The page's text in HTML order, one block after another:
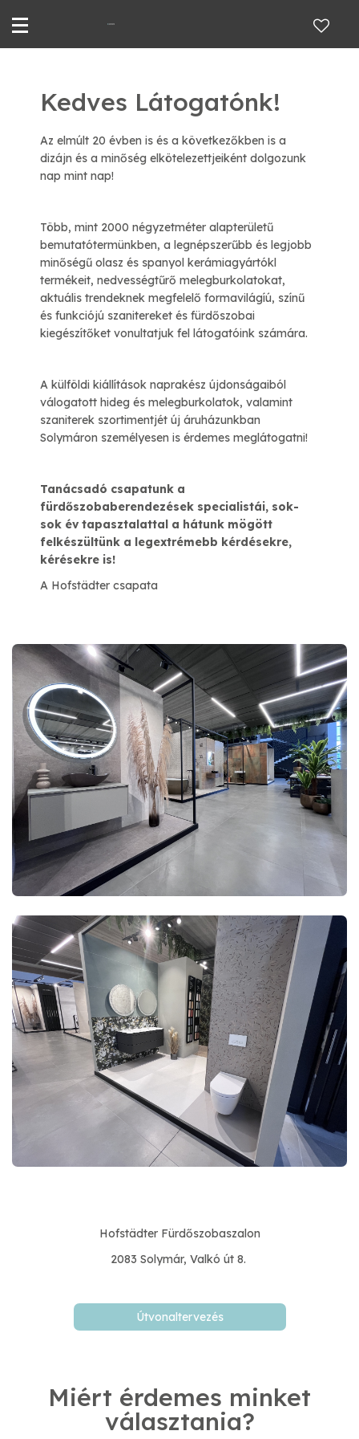
Kedves Látogatónk!
Az elmúlt 20 évben is és a következőkben is a
dizájn és a minőség elkötelezettjeiként dolgozunk
nap mint nap!
Több, mint 2000 négyzetméter alapterületű
bemutatótermünkben, a legnépszerűbb és legjobb
minőségű olasz és spanyol kerámiagyártókl
termékeit, nedvességtűrő melegburkolatokat,
aktuális trendeknek megfelelő formavilágíú, színű
és funkciójú szanitereket és fürdőszobai
kiegészítőket vonultatjuk fel látogatóink számára.
A külföldi kiállítások naprakész újdonságaiból
válogatott hideg és melegburkolatok, valamint
szaniterek szortimentjét új áruházunkban
Solymáron személyesen is érdemes meglátogatni!
Tanácsadó csapatunk a
fürdőszobaberendezések specialistái, sok-
sok év tapasztalattal a hátunk mögött
felkészültünk a legextrémebb kérdésekre,
kérésekre is!
A Hofstädter csapata​
Hofstädter Fürdőszobaszalon
2083 Solymár, Valkó út 8.
Útvonaltervezés
Miért érdemes minket
választania?